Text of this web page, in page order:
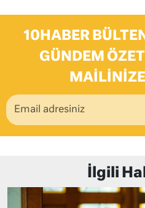
10HABER
GÜNDEM
İlgili